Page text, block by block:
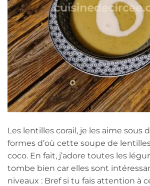
Les lentilles corail, je les aime sous
formes d’où cette soupe de
coco. En fait, j’adore toutes les
tombe bien car elles sont
niveaux : Bref si tu fais attention à